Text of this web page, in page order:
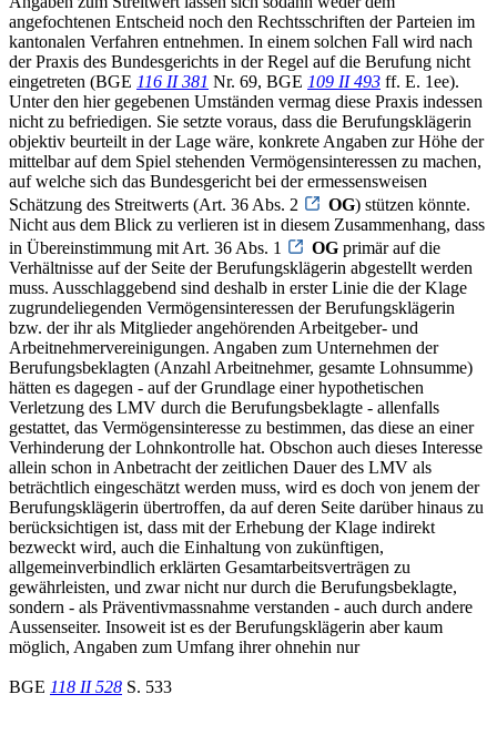
angefochtenen Entscheid noch den Rechtsschriften der Parteien im
kantonalen Verfahren entnehmen. In einem solchen Fall wird nach
der Praxis des Bundesgerichts in der Regel auf die Berufung nicht
eingetreten (BGE 116 II 381 Nr. 69, BGE 109 II 493 ff. E. 1ee).
Unter den hier gegebenen Umständen vermag diese Praxis indessen
nicht zu befriedigen. Sie setzte voraus, dass die Berufungsklägerin
objektiv beurteilt in der Lage wäre, konkrete Angaben zur Höhe der
mittelbar auf dem Spiel stehenden Vermögensinteressen zu machen,
auf welche sich das Bundesgericht bei der ermessensweisen
Schätzung des Streitwerts (Art. 36 Abs. 2
OG) stützen könnte.
Nicht aus dem Blick zu verlieren ist in diesem Zusammenhang, dass
in Übereinstimmung mit Art. 36 Abs. 1
OG primär auf die
Verhältnisse auf der Seite der Berufungsklägerin abgestellt werden
muss. Ausschlaggebend sind deshalb in erster Linie die der Klage
zugrundeliegenden Vermögensinteressen der Berufungsklägerin
bzw. der ihr als Mitglieder angehörenden Arbeitgeber- und
Arbeitnehmervereinigungen. Angaben zum Unternehmen der
Berufungsbeklagten (Anzahl Arbeitnehmer, gesamte Lohnsumme)
hätten es dagegen - auf der Grundlage einer hypothetischen
Verletzung des LMV durch die Berufungsbeklagte - allenfalls
gestattet, das Vermögensinteresse zu bestimmen, das diese an einer
Verhinderung der Lohnkontrolle hat. Obschon auch dieses Interesse
allein schon in Anbetracht der zeitlichen Dauer des LMV als
beträchtlich eingeschätzt werden muss, wird es doch von jenem der
Berufungsklägerin übertroffen, da auf deren Seite darüber hinaus zu
berücksichtigen ist, dass mit der Erhebung der Klage indirekt
bezweckt wird, auch die Einhaltung von zukünftigen,
allgemeinverbindlich erklärten Gesamtarbeitsverträgen zu
gewährleisten, und zwar nicht nur durch die Berufungsbeklagte,
sondern - als Präventivmassnahme verstanden - auch durch andere
Aussenseiter. Insoweit ist es der Berufungsklägerin aber kaum
möglich, Angaben zum Umfang ihrer ohnehin nur
BGE 118 II 528 S. 533